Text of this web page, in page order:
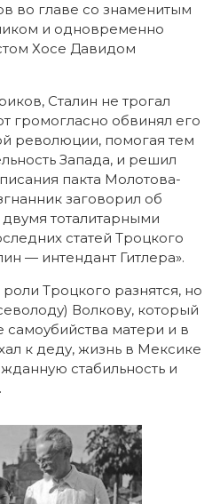
во главе со знаменитым
и одновременно
Хосе Давидом
Сталин не трогал
громогласно обвинял его
революции, помогая тем
Запада, и решил
пакта Молотова-
заговорил об
тоталитарными
статей Троцкого
— интендант Гитлера».
Троцкого разнятся, но
Волкову, который
самоубийства матери и в
к деду, жизнь в Мексике
стабильность и